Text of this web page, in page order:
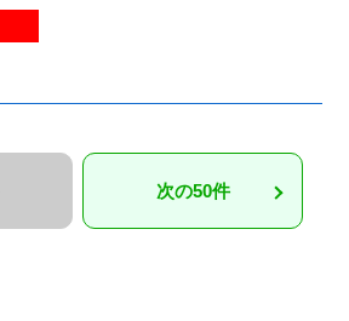
次の50件